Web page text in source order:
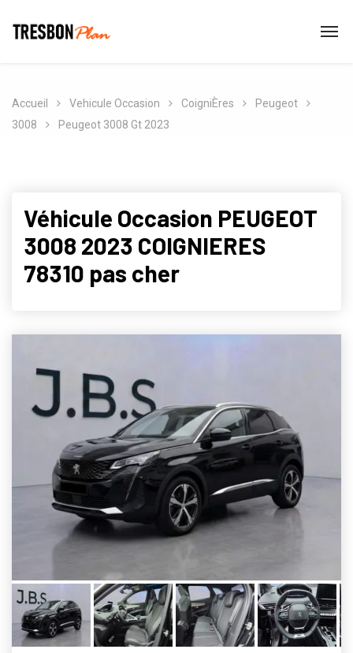
Accueil Vehicule Occasion CoigniÈres
Peugeot
3008
Peugeot 3008 Gt 2023
Véhicule Occasion PEUGEOT
3008 2023 COIGNIERES
78310 pas cher